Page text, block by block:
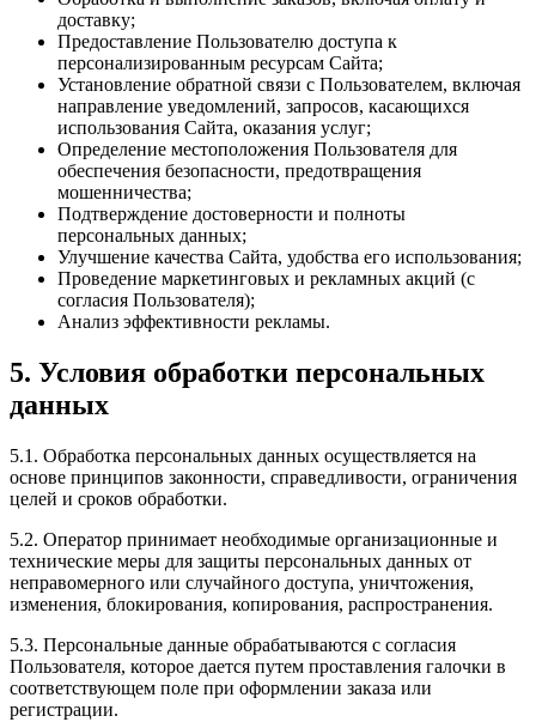
доставку;
Предоставление Пользователю доступа к
персонализированным ресурсам Сайта;
Установление обратной связи с Пользователем, включая
направление уведомлений, запросов, касающихся
использования Сайта, оказания услуг;
Определение местоположения Пользователя для
обеспечения безопасности, предотвращения
мошенничества;
Подтверждение достоверности и полноты
персональных данных;
Улучшение качества Сайта, удобства его использования;
Проведение маркетинговых и рекламных акций (с
согласия Пользователя);
Анализ эффективности рекламы.
5. Условия обработки персональных
данных
5.1. Обработка персональных данных осуществляется на
основе принципов законности, справедливости, ограничения
целей и сроков обработки.
5.2. Оператор принимает необходимые организационные и
технические меры для защиты персональных данных от
неправомерного или случайного доступа, уничтожения,
изменения, блокирования, копирования, распространения.
5.3. Персональные данные обрабатываются с согласия
Пользователя, которое дается путем проставления галочки в
соответствующем поле при оформлении заказа или
регистрации.